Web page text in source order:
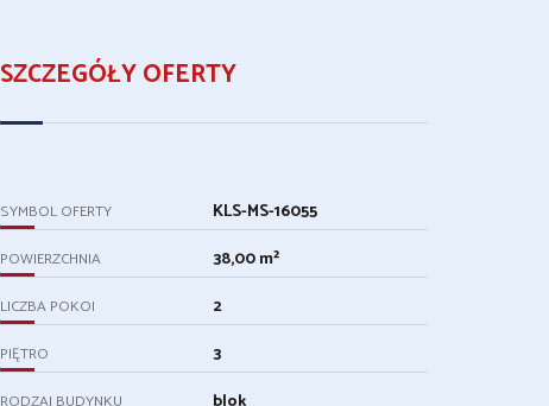
SZCZEGÓŁY OFERTY
SYMBOL OFERTY KLS-MS-16055
POWIERZCHNIA 38,00 m²
LICZBA POKOI 2
PIĘTRO 3